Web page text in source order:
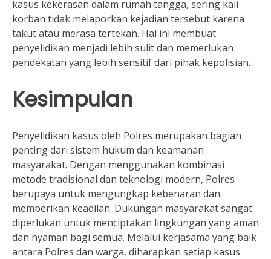
kasus kekerasan dalam rumah tangga, sering kali
korban tidak melaporkan kejadian tersebut karena
takut atau merasa tertekan. Hal ini membuat
penyelidikan menjadi lebih sulit dan memerlukan
pendekatan yang lebih sensitif dari pihak kepolisian.
Kesimpulan
Penyelidikan kasus oleh Polres merupakan bagian
penting dari sistem hukum dan keamanan
masyarakat. Dengan menggunakan kombinasi
metode tradisional dan teknologi modern, Polres
berupaya untuk mengungkap kebenaran dan
memberikan keadilan. Dukungan masyarakat sangat
diperlukan untuk menciptakan lingkungan yang aman
dan nyaman bagi semua. Melalui kerjasama yang baik
antara Polres dan warga, diharapkan setiap kasus